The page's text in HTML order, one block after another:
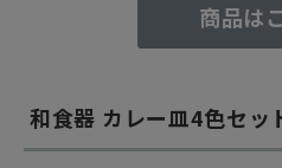
商品は
和食器 カレー皿4色セッ